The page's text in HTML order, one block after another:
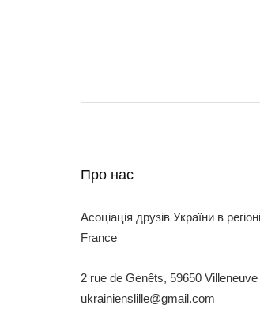
Про нас
Асоціація друзів України в
France
2 rue de Genêts, 59650 Villeneuve
ukrainienslille@gmail.com